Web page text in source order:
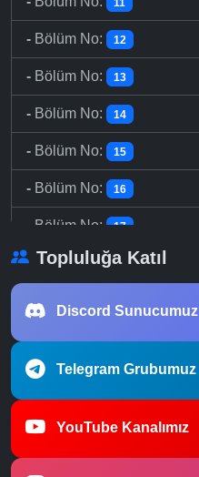
- Bölüm No: 12
- Bölüm No: 13
- Bölüm No: 14
- Bölüm No: 15
- Bölüm No: 16
Bölüm No: 17
- Bölüm No: 18
-Bölüm No:
-Bölüm No: 21
Topluluğa Katıl
Discord Sunucumuz
Telegram Grubumuz
YouTube Kanalımız